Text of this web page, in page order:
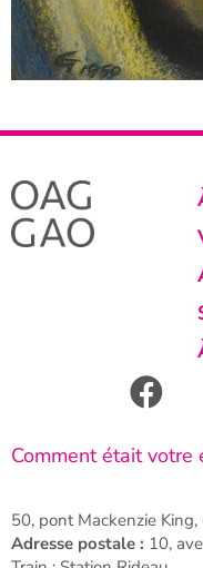
Comment était votre
50, pont Mackenzie
Adresse postale : 10,